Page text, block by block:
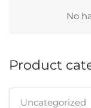
No
Product
Uncategorized